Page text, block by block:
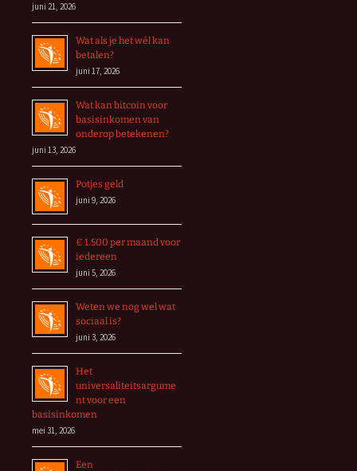
juni 21, 2026
Wat als je het wél kan
betalen?
juni 17, 2026
Wat kan bitcoin voor
basisinkomen van
onderop betekenen?
juni 13, 2026
Potjes geld
juni 9, 2026
€ 1.500 per maand voor
iedereen
juni 5, 2026
Weten we nog wel wat
sociaal is?
juni 3, 2026
Het
universaliteitsargume
nt voor een
basisinkomen
mei 31, 2026
Een